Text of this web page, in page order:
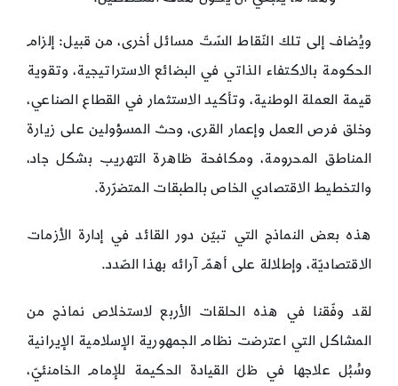
ويُضاف إلى تلك النّقاط السّتّ مسائل أخرى، من قبيل: إلزام
الحكومة بالاكتفاء الذاتي في البضائع الاستراتيجية، وتقوية
قيمة العملة الوطنية، وتأكيد الاستثمار في القطاع الصناعي،
وخلق فرص العمل وإعمار القرى، وحث المسؤولين على زيارة
المناطق المحرومة، ومكافحة ظاهرة التهريب بشكل جاد،
والتخطيط الاقتصادي الخاص بالطبقات المتضرّرة.
هذه بعض النماذج التي تبيّن دور القائد في إدارة الأزمات
الاقتصاديّة، وإطلالة على أهمّ آرائه بهذا الصّدد.
لقد وفّقنا في هذه الحلقات الأربع لاستخلاص نماذج من
المشاكل التي اعترضت نظام الجمهورية الإسلامية الإيرانية
وسُبُل علاجها في ظلّ القيادة الحكيمة للإمام الخامنئيّ،